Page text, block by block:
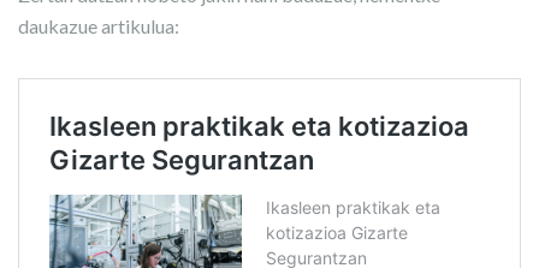
daukazue artikulua: